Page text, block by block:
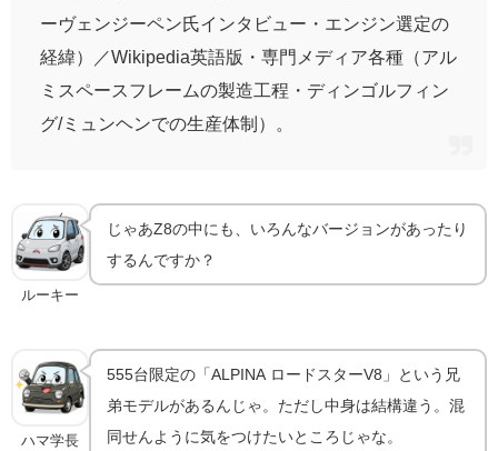
ーヴェンジーペン氏インタビュー・エンジン選定の
経緯）／Wikipedia英語版・専門メディア各種（アル
ミスペースフレームの製造工程・ディンゴルフィン
グ/ミュンヘンでの生産体制）。
ルーキー
じゃあZ8の中にも、いろんなバージョンがあったり
するんですか？
ハマ学長
555台限定の「ALPINA ロードスターV8」という兄
弟モデルがあるんじゃ。ただし中身は結構違う。混
同せんように気をつけたいところじゃな。